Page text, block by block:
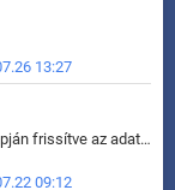
13:27
Kártya változások a 36.0.3-as patch alapján frissítve az adatbázisban (képek is cserélve).
09:12